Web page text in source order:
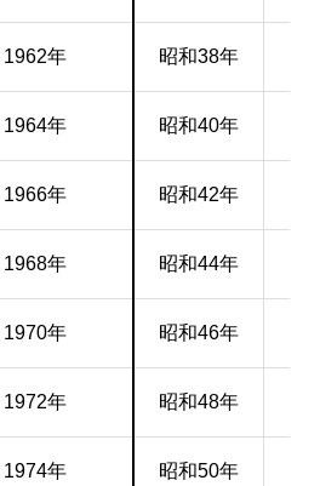
1962年 昭和38年
1964年 昭和40年
1966年 昭和42年
1968年 昭和44年
1970年 昭和46年
1972年 昭和48年
1974年 昭和50年